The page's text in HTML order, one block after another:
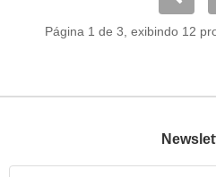
Página 1 de 3, exibindo 12